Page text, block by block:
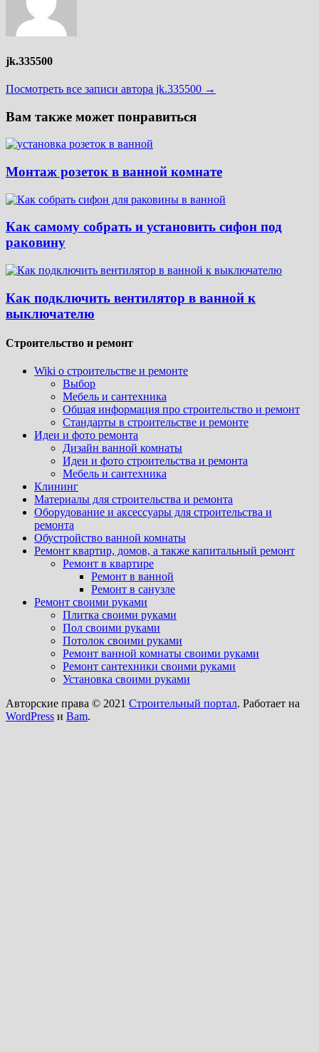
jk.335500
Посмотреть все записи автора jk.335500 →
Вам также может понравиться
Монтаж розеток в ванной комнате
Как самому собрать и установить сифон под
раковину
Как подключить вентилятор в ванной к
выключателю
Строительство и ремонт
Wiki о строительстве и ремонте
Выбор
Мебель и сантехника
Общая информация про строительство и ремонт
Стандарты в строительстве и ремонте
Идеи и фото ремонта
Дизайн ванной комнаты
Идеи и фото строительства и ремонта
Мебель и сантехника
Клининг
Материалы для строительства и ремонта
Оборудование и аксессуары для строительства и
ремонта
Обустройство ванной комнаты
Ремонт квартир, домов, а также капитальный ремонт
Ремонт в квартире
Ремонт в ванной
Ремонт в санузле
Ремонт своими руками
Плитка своими руками
Пол своими руками
Потолок своими руками
Ремонт ванной комнаты своими руками
Ремонт сантехники своими руками
Установка своими руками
Авторские права © 2021 Строительный портал. Работает на
WordPress и Bam.